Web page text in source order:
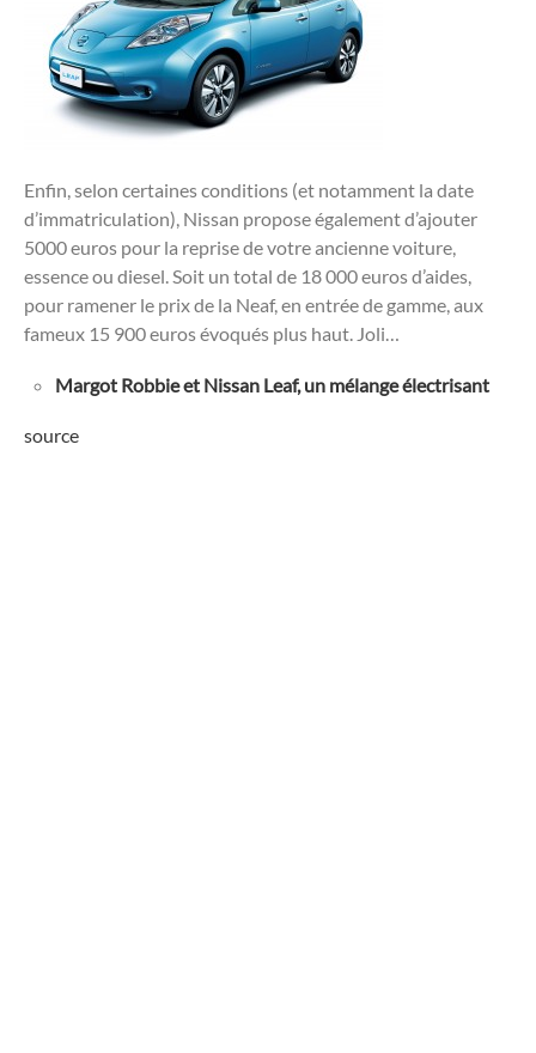
Enfin, selon certaines conditions (et notamment la date
d’immatriculation), Nissan propose également d’ajouter
5000 euros pour la reprise de votre ancienne voiture,
essence ou diesel. Soit un total de 18 000 euros d’aides,
pour ramener le prix de la Neaf, en entrée de gamme, aux
fameux 15 900 euros évoqués plus haut. Joli…
Margot Robbie et Nissan Leaf, un mélange électrisant
source